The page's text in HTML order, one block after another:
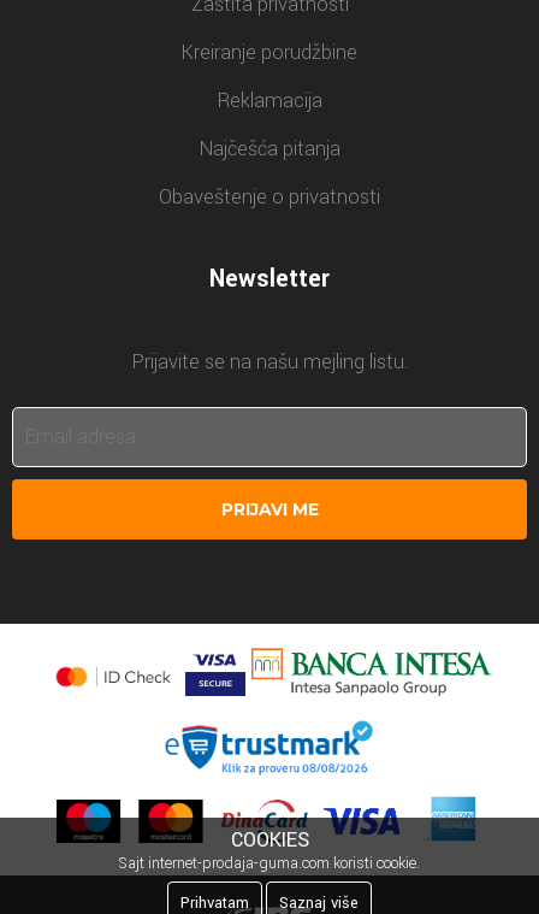
Kreiranje porudžbine
Reklamacija
Najčešća pitanja
Obaveštenje o privatnosti
Newsletter
Prijavite se na našu mejling listu.
PRIJAVI ME
COOKIES
Sajt internet-prodaja-guma.com koristi cookie.
Prihvatam
Saznaj više